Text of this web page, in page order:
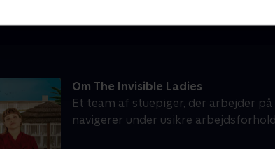
Om The Invisible Ladies
Et team af stuepiger, der arbejder
navigerer under usikre